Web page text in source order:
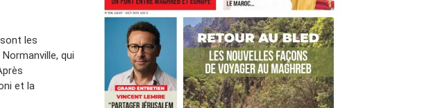
les
qui
et la